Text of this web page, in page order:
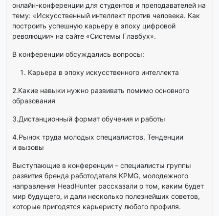
онлайн-конференции для студентов и преподавателей на
тему: «Искусственный интеллект против человека. Как
построить успешную карьеру в эпоху цифровой
революции» на сайте «Системы Главбух».
В конференции обсуждались вопросы:
Карьера в эпоху искусственного интеллекта
2.Какие навыки нужно развивать помимо основного
образования
3.Дистанционный формат обучения и работы
4.Рынок труда молодых специалистов. Тенденции
и вызовы
Выступающие в конференции – специалисты группы
развития бренда работодателя KPMG, молодежного
направления HeadHunter рассказали о том, каким будет
мир будущего, и дали несколько полезнейших советов,
которые пригодятся карьеристу любого профиля.